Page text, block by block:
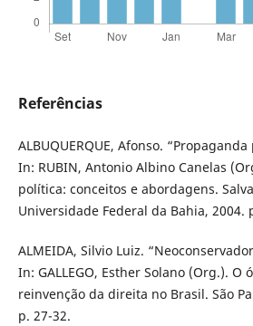
Referências
ALBUQUERQUE, Afonso.
In: RUBIN, Antonio Albino Canelas
política: conceitos e abordagens.
Universidade Federal da Bahia, 2004.
ALMEIDA, Silvio Luiz.
In: GALLEGO, Esther Solano (Org.). O
reinvenção da direita no Brasil. São
p. 27-32.